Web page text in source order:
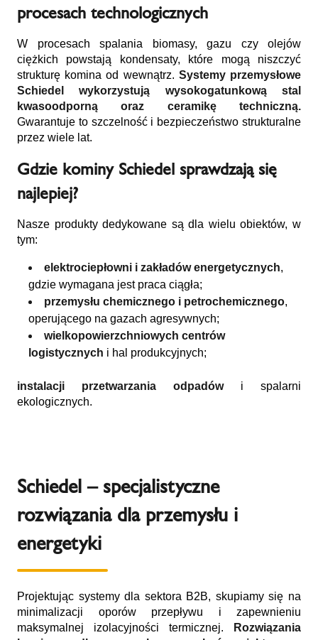
procesach technologicznych
W procesach spalania biomasy, gazu czy olejów
ciężkich powstają kondensaty, które mogą niszczyć
strukturę komina od wewnątrz. Systemy przemysłowe
Schiedel wykorzystują wysokogatunkową stal
kwasoodporną oraz ceramikę techniczną.
Gwarantuje to szczelność i bezpieczeństwo strukturalne
przez wiele lat.
Gdzie kominy Schiedel sprawdzają się
najlepiej?
Nasze produkty dedykowane są dla wielu obiektów, w
tym:
elektrociepłowni i zakładów energetycznych,
gdzie wymagana jest praca ciągła;
przemysłu chemicznego i petrochemicznego,
operującego na gazach agresywnych;
wielkopowierzchniowych centrów
logistycznych i hal produkcyjnych;
instalacji przetwarzania odpadówi spalarni
ekologicznych.
Schiedel – specjalistyczne
rozwiązania dla przemysłu i
energetyki
Projektując systemy dla sektora B2B, skupiamy się na
minimalizacji oporów przepływu i zapewnieniu
maksymalnej izolacyjności termicznej.
Rozwiązania